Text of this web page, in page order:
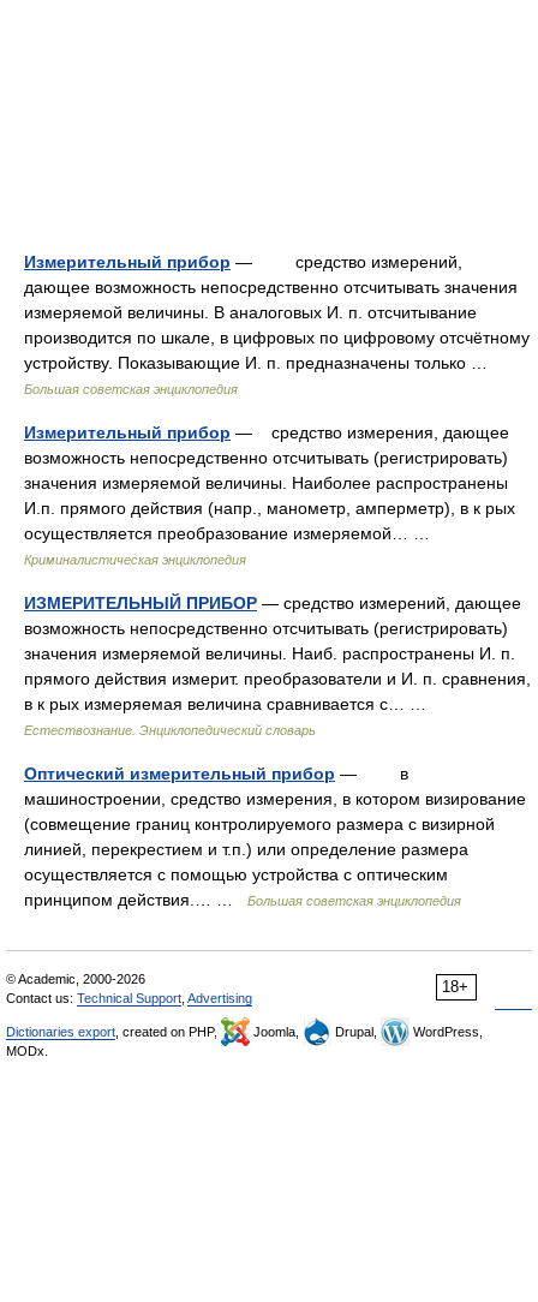
Измерительный прибор — средство измерений,
дающее возможность непосредственно отсчитывать значения
измеряемой величины. В аналоговых И. п. отсчитывание
производится по шкале, в цифровых по цифровому отсчётному
устройству. Показывающие И. п. предназначены только …
Большая советская энциклопедия
Измерительный прибор — средство измерения, дающее
возможность непосредственно отсчитывать (регистрировать)
значения измеряемой величины. Наиболее распространены
И.п. прямого действия (напр., манометр, амперметр), в к рых
осуществляется преобразование измеряемой… …
Криминалистическая энциклопедия
ИЗМЕРИТЕЛЬНЫЙ ПРИБОР — средство измерений, дающее
возможность непосредственно отсчитывать (регистрировать)
значения измеряемой величины. Наиб. распространены И. п.
прямого действия измерит. преобразователи и И. п. сравнения,
в к рых измеряемая величина сравнивается с… …
Естествознание. Энциклопедический словарь
Оптический измерительный прибор — в
машиностроении, средство измерения, в котором визирование
(совмещение границ контролируемого размера с визирной
линией, перекрестием и т.п.) или определение размера
осуществляется с помощью устройства с оптическим
принципом действия.… …
Большая советская энциклопедия
18+
© Academic, 2000-2026
Contact us: Technical Support Advertising
Dictionaries export , created on PHP, Joomla, Drupal,
WordPress,
MODx.